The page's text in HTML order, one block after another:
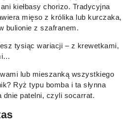
kiełbasy chorizo. Tradycyjna
mięso z królika lub kurczaka,
bulionie z szafranem.
tysiąc wariacji – z krewetkami,
lub mieszanką wszystkiego
Ryż typu bomba i ta słynna
dnie patelni, czyli socarrat.